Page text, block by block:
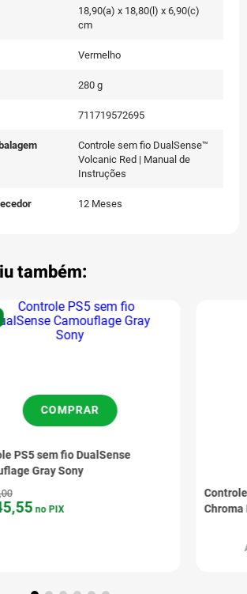
18,90(a) x 18,80(l) x 6,90(c)
cm
Vermelho
280 g
711719572695
Controle sem fio DualSense™
Volcanic Red | Manual de
Instruções
12 Meses
também:
PS5 sem fio DualSense
Gray Sony
00
,55 no PIX
COMPRAR
Chroma